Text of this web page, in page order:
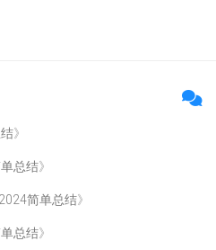
》
总结》
简单总结》
总结》